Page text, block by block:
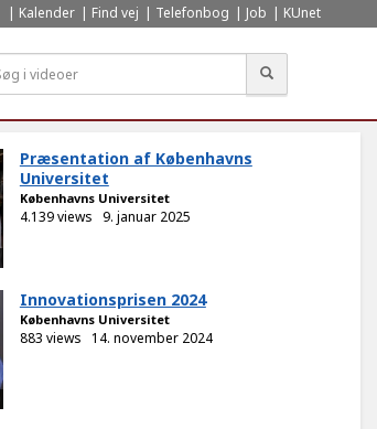
Kalender Find vej Telefonbog Job KUnet
Præsentation af Københavns
Universitet
Københavns Universitet
4.139 views 9. januar 2025
Innovationsprisen 2024
Københavns Universitet
883 views 14. november 2024